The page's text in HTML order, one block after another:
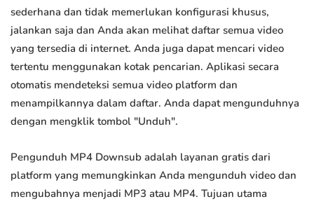
sederhana dan tidak memerlukan konfigurasi khusus,
jalankan saja dan Anda akan melihat daftar semua video
yang tersedia di internet. Anda juga dapat mencari video
tertentu menggunakan kotak pencarian. Aplikasi secara
otomatis mendeteksi semua video platform dan
menampilkannya dalam daftar. Anda dapat mengunduhnya
dengan mengklik tombol "Unduh".
Pengunduh MP4 Downsub adalah layanan gratis dari
platform yang memungkinkan Anda mengunduh video dan
mengubahnya menjadi MP3 atau MP4. Tujuan utama